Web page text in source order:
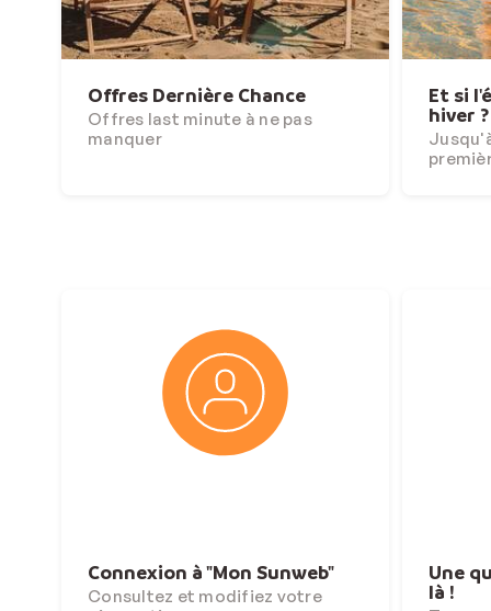
Offres Dernière Chance
Offres last minute à ne pas
manquer
Et si
hiver ?
Connexion à "Mon Sunweb"
Consultez et modifiez votre
Une
là !